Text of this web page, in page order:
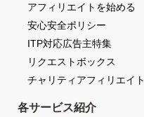
アフィリエイトを始める
安心安全ポリシー
ITP対応広告主特集
リクエストボックス
チャリティアフィリエイト
各サービス紹介